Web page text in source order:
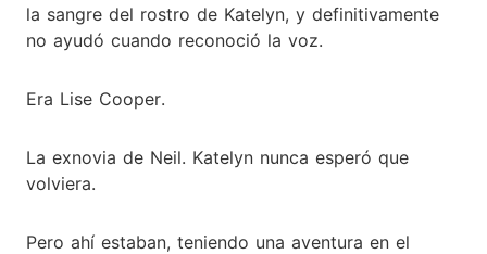
la sangre del rostro de Katelyn, y definitivamente
no ayudó cuando reconoció la voz.
Era Lise Cooper.
La exnovia de Neil. Katelyn nunca esperó que
volviera.
Pero ahí estaban, teniendo una aventura en el